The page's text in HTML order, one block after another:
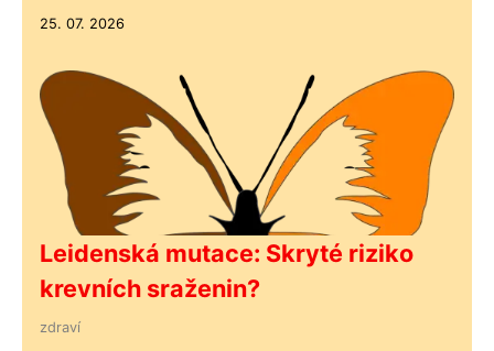
25. 07. 2026
Leidenská mutace: Skryté riziko
krevních sraženin?
zdraví